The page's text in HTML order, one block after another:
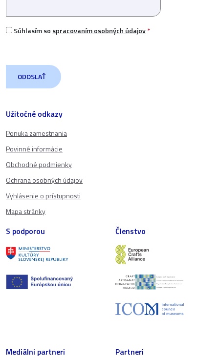
Užitočné odkazy
Ponuka zamestnania
Povinné informácie
Obchodné podmienky
Ochrana osobných údajov
Vyhlásenie o prístupnosti
Mapa stránky
Súhlasím so spracovaním osobných údajov*
S podporou Členstvo
Mediálni partneri Partneri